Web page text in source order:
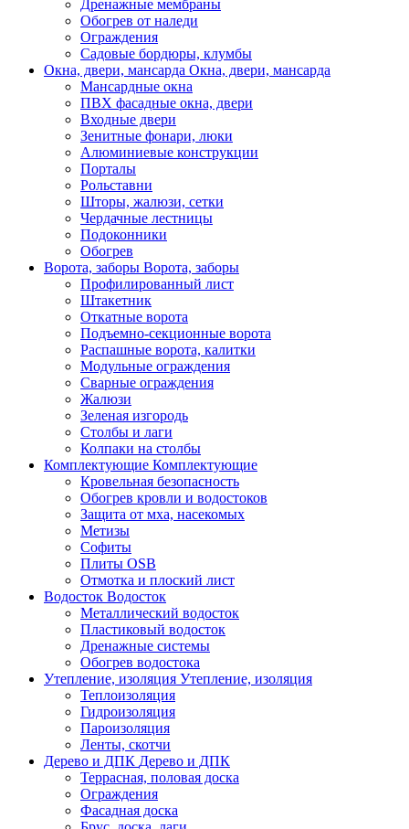
Дренажные мембраны
Обогрев от наледи
Ограждения
Садовые бордюры, клумбы
Окна, двери, мансарда Окна, двери, мансарда
Мансардные окна
ПВХ фасадные окна, двери
Входные двери
Зенитные фонари, люки
Алюминиевые конструкции
Порталы
Рольставни
Шторы, жалюзи, сетки
Чердачные лестницы
Подоконники
Обогрев
Ворота, заборы Ворота, заборы
Профилированный лист
Штакетник
Откатные ворота
Подъемно-секционные ворота
Распашные ворота, калитки
Модульные ограждения
Сварные ограждения
Жалюзи
Зеленая изгородь
Столбы и лаги
Колпаки на столбы
Комплектующие Комплектующие
Кровельная безопасность
Обогрев кровли и водостоков
Защита от мха, насекомых
Метизы
Софиты
Плиты OSB
Отмотка и плоский лист
Водосток Водосток
Металлический водосток
Пластиковый водосток
Дренажные системы
Обогрев водостока
Утепление, изоляция Утепление, изоляция
Теплоизоляция
Гидроизоляция
Пароизоляция
Ленты, скотчи
Дерево и ДПК Дерево и ДПК
Террасная, половая доска
Ограждения
Фасадная доска